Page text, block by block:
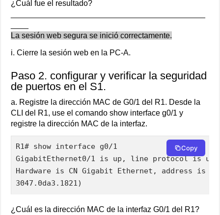
¿Cuál fue el resultado?
La sesión web segura se inició correctamente.
i. Cierre la sesión web en la PC-A.
Paso 2. configurar y verificar la seguridad
de puertos en el S1.
a. Registre la dirección MAC de G0/1 del R1. Desde la
CLI del R1, use el comando show interface g0/1 y
registre la dirección MAC de la interfaz.
R1# show interface g0/1
GigabitEthernet0/1 is up, line protocol is up
Hardware is CN Gigabit Ethernet, address is
3047.0da3.1821)
Copy
¿Cuál es la dirección MAC de la interfaz G0/1 del R1?